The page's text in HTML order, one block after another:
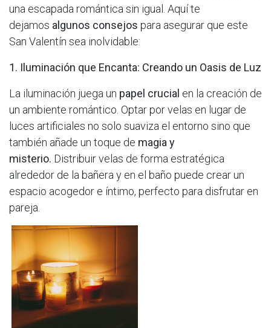
una escapada romántica sin igual. Aquí te
dejamos algunos consejos para asegurar que este
San Valentín sea inolvidable:
1. Iluminación que Encanta: Creando un Oasis de Luz
La iluminación juega un papel crucial en la creación de
un ambiente romántico. Optar por velas en lugar de
luces artificiales no solo suaviza el entorno sino que
también añade un toque de magia y
misterio. Distribuir velas de forma estratégica
alrededor de la bañera y en el baño puede crear un
espacio acogedor e íntimo, perfecto para disfrutar en
pareja.